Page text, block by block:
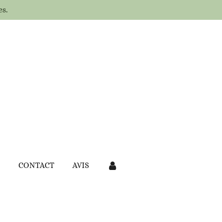
CONTACT AVIS